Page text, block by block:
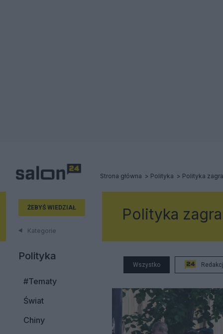
Strona główna Polityka Polityka
ŻEBYŚ WIEDZIAŁ
Kategorie
Polityka
#Tematy
Świat
Chiny
Polityka
Wszystko